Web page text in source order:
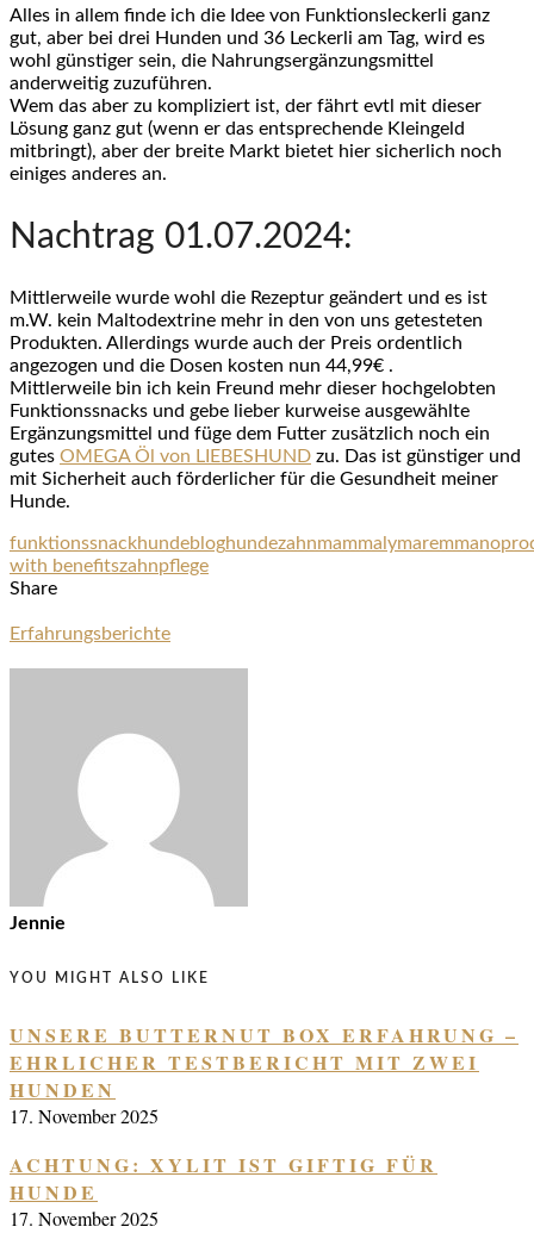
Alles in allem finde ich die Idee von Funktionsleckerli ganz
gut, aber bei drei Hunden und 36 Leckerli am Tag, wird es
wohl günstiger sein, die Nahrungsergänzungsmittel
anderweitig zuzuführen.
Wem das aber zu kompliziert ist, der fährt evtl mit dieser
Lösung ganz gut (wenn er das entsprechende Kleingeld
mitbringt), aber der breite Markt bietet hier sicherlich noch
einiges anderes an.
Nachtrag 01.07.2024:
Mittlerweile wurde wohl die Rezeptur geändert und es ist
m.W. kein Maltodextrine mehr in den von uns getesteten
Produkten. Allerdings wurde auch der Preis ordentlich
angezogen und die Dosen kosten nun 44,99€ .
Mittlerweile bin ich kein Freund mehr dieser hochgelobten
Funktionssnacks und gebe lieber kurweise ausgewählte
Ergänzungsmittel und füge dem Futter zusätzlich noch ein
gutes OMEGA Öl von LIEBESHUND zu. Das ist günstiger und
mit Sicherheit auch förderlicher für die Gesundheit meiner
Hunde.
funktionssnackhundebloghundezahnmammalymaremmano
with benefitszahnpflege
Share
Erfahrungsberichte
Jennie
YOU MIGHT ALSO LIKE
UNSERE BUTTERNUT BOX ERFAHRUNG –
EHRLICHER TESTBERICHT MIT ZWEI
HUNDEN
17. November 2025
ACHTUNG: XYLIT IST GIFTIG FÜR
HUNDE
17. November 2025